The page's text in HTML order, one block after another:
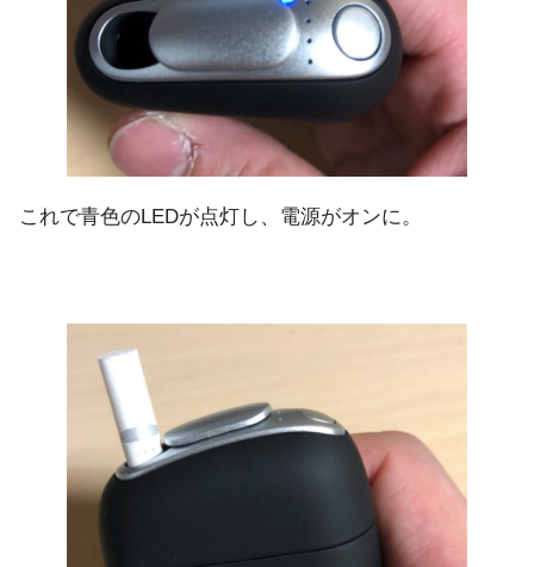
これで青色のLEDが点灯し、電源がオンに。